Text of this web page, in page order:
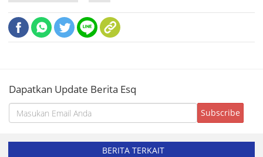
Dapatkan Update Berita Esq
BERITA TERKAIT